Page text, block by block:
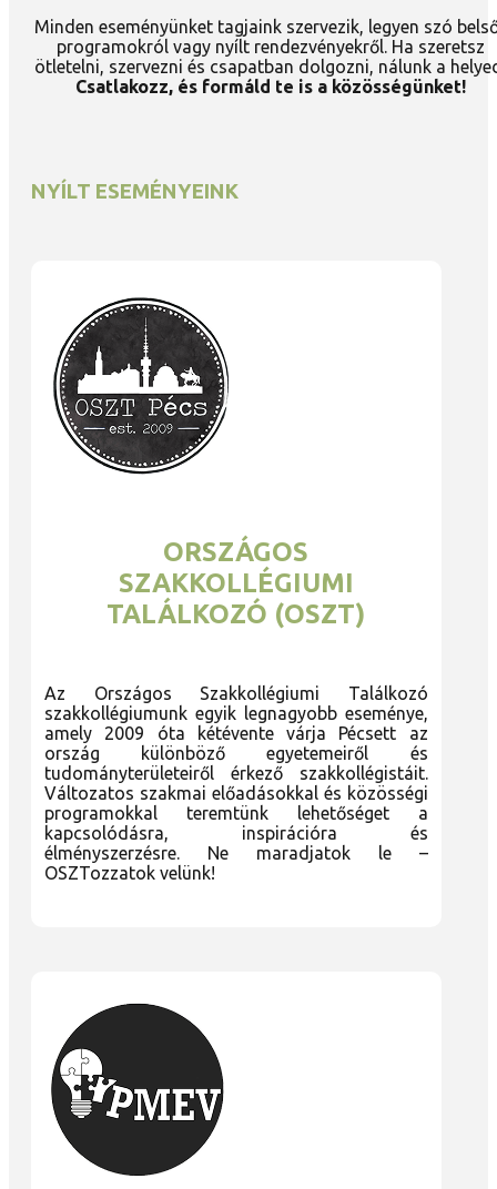
Minden eseményünket tagjaink szervezik, legyen szó
programokról vagy nyílt rendezvényekről. Ha szeretsz
ötletelni, szervezni és csapatban dolgozni, nálunk a
Csatlakozz, és formáld te is a közösségünket!
NYÍLT ESEMÉNYEINK
ORSZÁGOS
SZAKKOLLÉGIUMI
TALÁLKOZÓ (OSZT)
Az Országos Szakkollégiumi Találkozó
szakkollégiumunk egyik legnagyobb eseménye,
amely 2009 óta kétévente várja Pécsett az
ország különböző egyetemeiről és
tudományterületeiről érkező szakkollégistáit.
Változatos szakmai előadásokkal és közösségi
programokkal teremtünk lehetőséget a
kapcsolódásra, inspirációra és
élményszerzésre. Ne maradjatok le –
OSZTozzatok velünk!